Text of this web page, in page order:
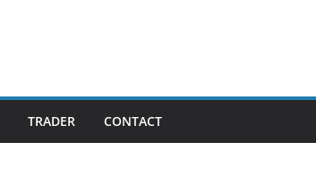
TRADER CONTACT